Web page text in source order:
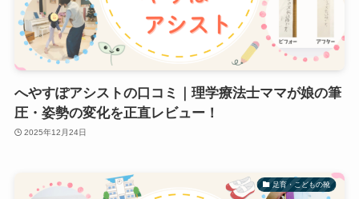
へやすぽアシストの口コミ｜理学療法士ママが娘の筆
圧・姿勢の変化を正直レビュー！
2025年12月24日
足育・こどもの靴